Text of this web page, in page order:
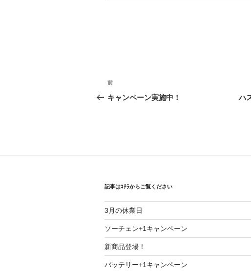
投
稿
シ
ョ
ン
前
の
前
キャンペーン実施中！ ハ
記事はｺﾁﾗからご覧ください
3月の休業日
ソーチェン+1キャンペーン
新商品登場！
バッテリー+1キャンペーン